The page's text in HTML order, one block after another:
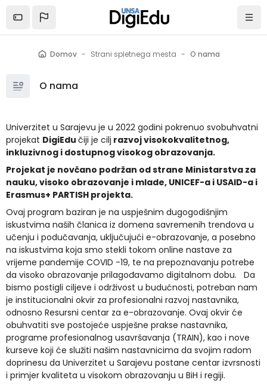
Domov Strani spletnega mesta O nama
O nama
Univerzitet u Sarajevu je u 2022 godini pokrenuo svobuhvatni
projekat DigiEdu čiji je cilj razvoj visokokvalitetnog,
inkluzivnog i dostupnog visokog obrazovanja.
Projekat je novčano podržan od strane Ministarstva za
nauku, visoko obrazovanje i mlade, UNICEF-a i USAID-a i
Erasmus+ PARTISH projekta.
Ovaj program baziran je na uspješnim dugogodišnjim
iskustvima naših članica iz domena savremenih trendova u
učenju i podučavanja, uključujući e-obrazovanje, a posebno
na iskustvima koja smo stekli tokom online nastave za
vrijeme pandemije COVID -19, te na prepoznavanju potrebe
da visoko obrazovanje prilagođavamo digitalnom dobu. Da
bismo postigli ciljeve i održivost u budućnosti, potreban nam
je institucionalni okvir za profesionalni razvoj nastavnika,
odnosno Resursni centar za e-obrazovanje. Ovaj okvir će
obuhvatiti sve postojeće uspješne prakse nastavnika,
programe profesionalnog usavršavanja (TRAIN), kao i nove
kurseve koji će služiti našim nastavnicima da svojim radom
doprinesu da Univerzitet u Sarajevu postane centar izvrsnosti
i primjer kvaliteta u visokom obrazovanju u BiH i regiji.